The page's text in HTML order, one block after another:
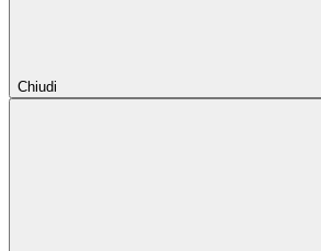
Chiudi